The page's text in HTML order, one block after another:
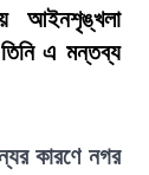
আইনশৃঙ্খলা
তিনি এ মন্তব্য
কারণে নগর